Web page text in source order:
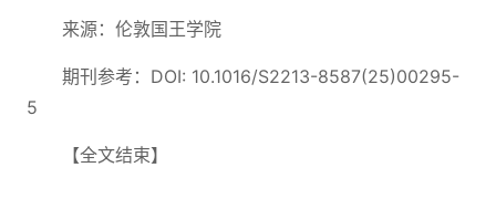
来源：伦敦国王学院
期刊参考：DOI: 10.1016/S2213-8587(25)00295-
5
【全文结束】